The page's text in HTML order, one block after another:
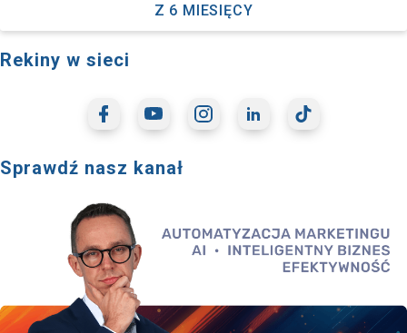
Z 6 MIESIĘCY
Rekiny w sieci
Sprawdź nasz kanał